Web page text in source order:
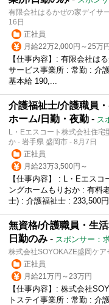
有限会社はるかぜの家デイサ
16日
正社員
月給22万2,000円～25万
【仕事内容】: 有限会社は
サービス事業所 : 常勤 : 介
基本給 190,...
介護福祉士/介護職員
ホーム/日勤・夜勤 - ス
L・Eエスコート株式会社住宅
か - 岩手県 盛岡市 - 8月7日
正社員
月給23万3,500円～
【仕事内容】 : L・Eエス
ングホームもりおか : 有料
士) : 介護福祉士 : 233,500円
無資格/介護職員・生
日勤のみ - スポンサー：
株式会社SOYOKAZE盛岡ケ
正社員
月給21万円～23万円
【仕事内容】: 株式会社
トステイ事業所 : 常勤 : 介